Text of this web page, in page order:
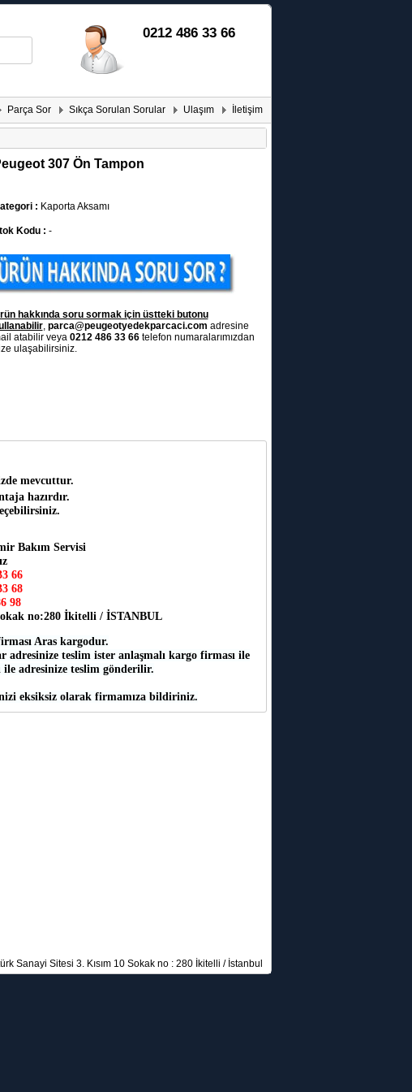
0212 486 33 66
Parça Sor Sıkça Sorulan Sorular Ulaşım İletişim
307 Ön Tampon
: Kaporta Aksamı
Kodu : -
hakkında soru sormak için üstteki butonu
, parca@peugeotyedekparcaci.com adresine
atabilir veya 0212 486 33 66telefon numaralarımızdan
ulaşabilirsiniz.
mevcuttur.
hazırdır.
Bakım Servisi
66
68
98
no:280 İkitelli / İSTANBUL
Aras kargodur.
teslim ister anlaşmalı kargo firması ile
adresinize teslim gönderilir.
eksiksiz olarak firmamıza bildiriniz.
Sanayi Sitesi 3. Kısım 10 Sokak no : 280 İkitelli / İstanbul